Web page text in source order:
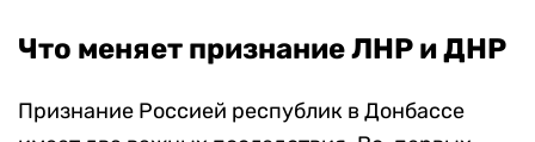
Что меняет признание ЛНР и ДНР
Признание Россией республик в Донбассе